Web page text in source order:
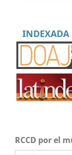
INDEXADA
RCCD por el